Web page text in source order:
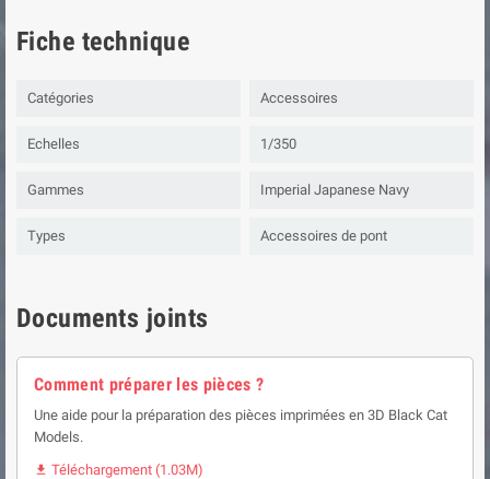
Fiche technique
Catégories Accessoires
Echelles 1/350
Gammes Imperial Japanese Navy
Types Accessoires de pont
Documents joints
Comment préparer les pièces ?
Une aide pour la préparation des pièces imprimées en 3D Black Cat
Models.
 Téléchargement (1.03M)